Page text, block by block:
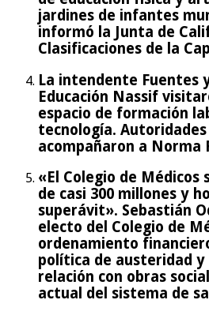
jardines de infantes
informó la Junta de
Clasificaciones de la
La intendente Fuentes
Educación Nassif
espacio de formación
tecnología.
acompañaron a Norma
«El Colegio de Médicos
de casi 300 millones y
superávit». Sebastián
electo del Colegio de
ordenamiento
política de austeridad
relación con obras
actual del sistema de